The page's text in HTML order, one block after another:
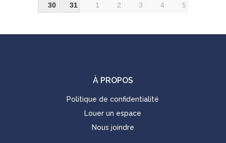
30
31 1 2 3 4 5
À PROPOS
Politique de confidentialité
Louer un espace
Nous joindre